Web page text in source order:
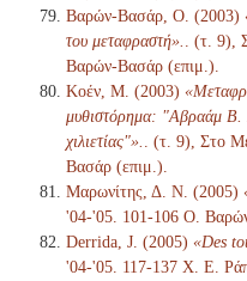
Βαρών-Βασάρ, Ο. (2003)
του μεταφραστή».
. (τ. 9),
Βαρών-Βασάρ (επιμ.).
Κοέν, Μ. (2003)
μυθιστόρημα: "Αβραάμ Β.
χιλιετίας"».
. (τ. 9), Στο
Βασάρ (επιμ.).
Μαρωνίτης, Δ. Ν. (2005)
'04-'05. 101-106 Ο.
Derrida, J. (2005) «Des
'04-'05. 117-137 Χ. Ε.